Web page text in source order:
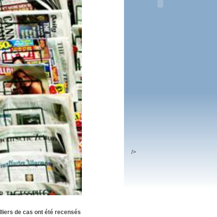
en 2016
n'a pas été inutile
de cas ont été recensés
/>